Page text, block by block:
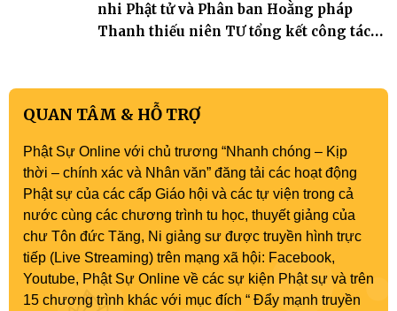
nhi Phật tử và Phân ban Hoằng pháp
Thanh thiếu niên TƯ tổng kết công tác
QUAN TÂM & HỖ TRỢ
Phật Sự Online với chủ trương “Nhanh chóng – Kịp
thời – chính xác và Nhân văn” đăng tải các hoạt động
Phật sự của các cấp Giáo hội và các tự viện trong cả
nước cùng các chương trình tu học, thuyết giảng của
chư Tôn đức Tăng, Ni giảng sư được truyền hình trực
tiếp (Live Streaming) trên mạng xã hội: Facebook,
Youtube, Phật Sự Online về các sự kiện Phật sự và trên
15 chương trình khác với mục đích “ Đẩy mạnh truyền